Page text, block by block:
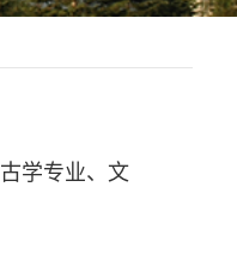
学专业、文